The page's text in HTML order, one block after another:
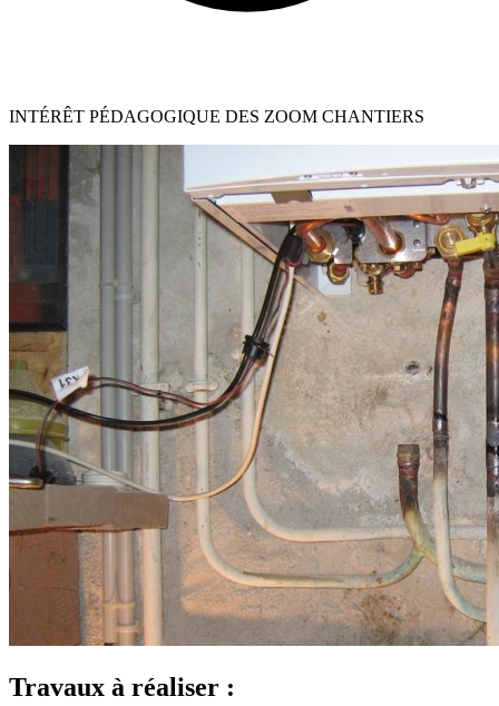
INTÉRÊT PÉDAGOGIQUE DES ZOOM CHANTIERS
Travaux à réaliser :